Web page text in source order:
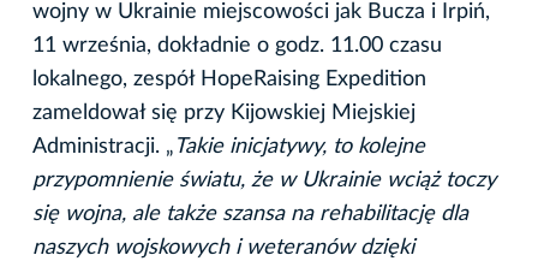
wojny w Ukrainie miejscowości jak Bucza i Irpiń,
11 września, dokładnie o godz. 11.00 czasu
lokalnego, zespół HopeRaising Expedition
zameldował się przy Kijowskiej Miejskiej
Administracji. „ Takie inicjatywy, to kolejne
przypomnienie światu, że w Ukrainie wciąż toczy
się wojna, ale także szansa na rehabilitację dla
naszych wojskowych i weteranów dzięki